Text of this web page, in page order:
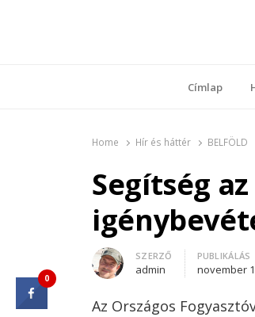
Címlap
Home Hír és háttér BELFÖLD
Segítség
Author
SZERZŐ
admin
PUBLIKÁLÁS
november
Az Országos
0